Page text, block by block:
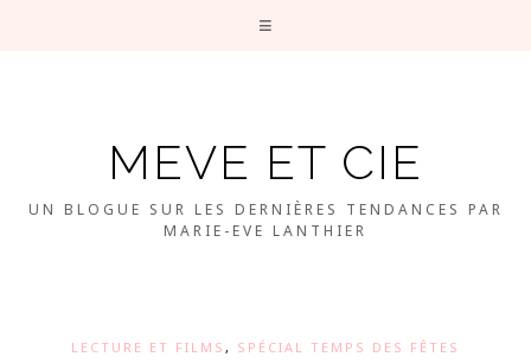
MEVE ET CIE
UN BLOGUE SUR LES DERNIÈRES TENDANCES PAR
MARIE-EVE LANTHIER
LECTURE ET FILMS , SPÉCIAL TEMPS DES FÊTES